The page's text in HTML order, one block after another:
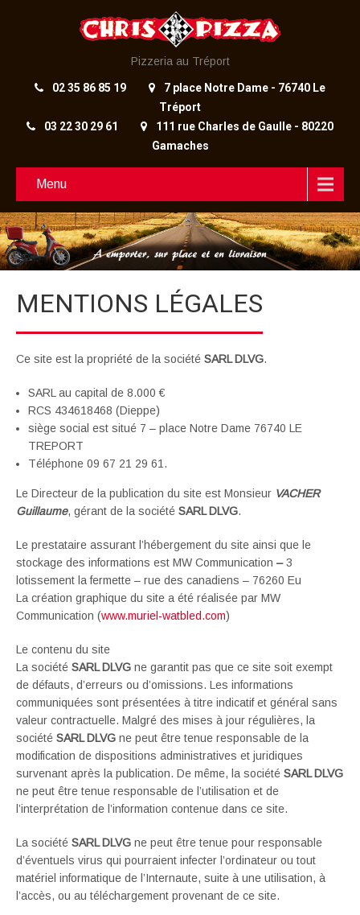
Pizzeria au Tréport
02 35 86 85 19
7 place Notre Dame - 76740 Le
Tréport
03 22 30 29 61
111 rue Charles de Gaulle - 80220
Gamaches
Menu
MENTIONS LÉGALES
Ce site est la propriété de la société SARL DLVG.
SARL au capital de 8.000 €
RCS 434618468 (Dieppe)
siège social est situé 7 – place Notre Dame 76740 LE
TREPORT
Téléphone 09 67 21 29 61.
Le Directeur de la publication du site est Monsieur VACHER
Guillaume, gérant de la société SARL DLVG.
Le prestataire assurant l’hébergement du site ainsi que le
stockage des informations est MW Communication –3
lotissement la fermette – rue des canadiens – 76260 Eu
La création graphique du site a été réalisée par MW
Communication (www.muriel-watbled.com)
Le contenu du site
La société SARL DLVG ne garantit pas que ce site soit exempt
de défauts, d’erreurs ou d’omissions. Les informations
communiquées sont présentées à titre indicatif et général sans
valeur contractuelle. Malgré des mises à jour régulières, la
société SARL DLVG ne peut être tenue responsable de la
modification de dispositions administratives et juridiques
survenant après la publication. De même, la société SARL DLVG
ne peut être tenue responsable de l’utilisation et de
l’interprétation de l’information contenue dans ce site.
La société SARL DLVG ne peut être tenue pour responsable
d’éventuels virus qui pourraient infecter l’ordinateur ou tout
matériel informatique de l’Internaute, suite à une utilisation, à
l’accès, ou au téléchargement provenant de ce site.